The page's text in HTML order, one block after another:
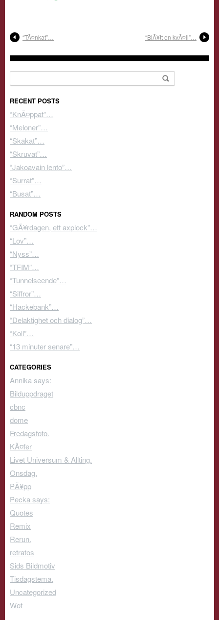
“TÃ¤nkat”… “BlÃ¥tt en kvÃ¤ll”…
RECENT POSTS
“KnÃ¤ppat”…
“Meloner”…
“Skakat”…
“Skruvat”…
“Jakoavain lento”…
“Surrat”…
“Busat”…
RANDOM POSTS
“GÃ¥rdagen, ett axplock”…
“Lov”…
“Nyss”…
“TFIM”…
“Tunnelseende”…
“Siffror”…
“Hackebank”…
“Delaktighet och dialog”…
“Koll”…
“13 minuter senare”…
CATEGORIES
Annika says:
Bilduppdraget
cbnc
dome
Fredagsfoto.
KÃ¤fer
Livet Universum & Allting.
Onsdag.
PÃ¥pp
Pecka says:
Quotes
Remix
Rerun.
retratos
Sids Bildmotiv
Tisdagstema.
Uncategorized
Wot